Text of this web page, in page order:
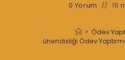
0 Yorum 16
> Ödev
Elektronik Mühendisliği Ödev